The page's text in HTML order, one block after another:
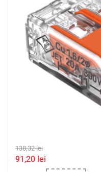
138,32lei
91,20 lei